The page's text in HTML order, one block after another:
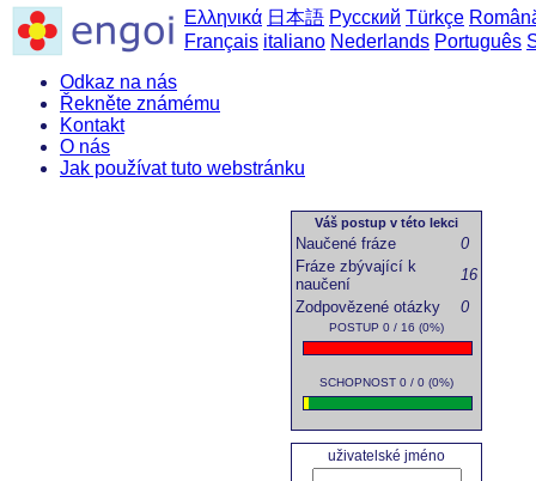
Ελληνικά 日本語 Русский Türkçe
Français italiano Nederlands Português
Odkaz na nás
Řekněte známému
Kontakt
O nás
Jak používat tuto webstránku
Váš postup v této lekci
Naučené fráze
0
Fráze zbývající k
naučení
16
Zodpovězené otázky
0
POSTUP 0 / 16 (0%)
SCHOPNOST 0 / 0 (0%)
uživatelské jméno